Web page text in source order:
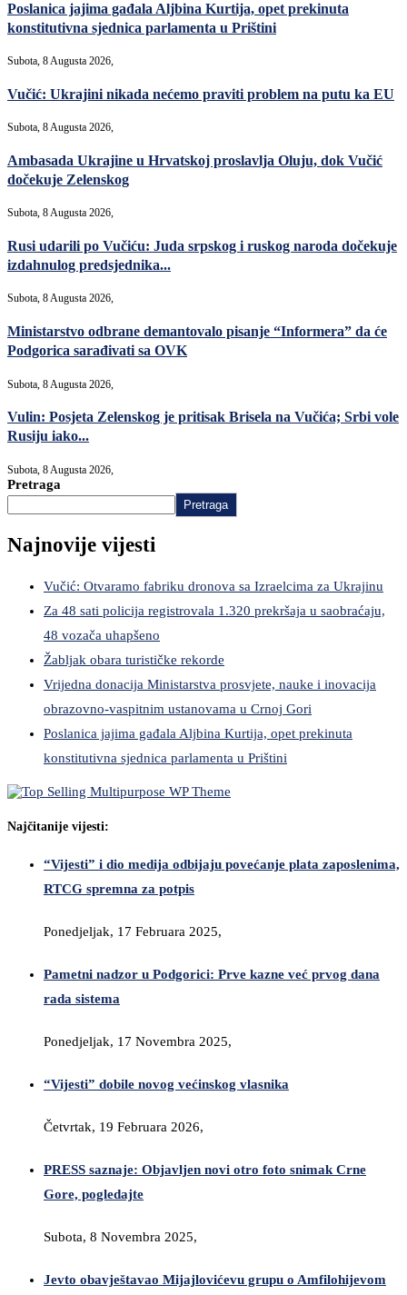
Poslanica jajima gađala Aljbina Kurtija, opet prekinuta
konstitutivna sjednica parlamenta u Prištini
Subota, 8 Augusta 2026,
Vučić: Ukrajini nikada nećemo praviti problem na putu ka EU
Subota, 8 Augusta 2026,
Ambasada Ukrajine u Hrvatskoj proslavlja Oluju, dok Vučić
dočekuje Zelenskog
Subota, 8 Augusta 2026,
Rusi udarili po Vučiću: Juda srpskog i ruskog naroda dočekuje
izdahnulog predsjednika...
Subota, 8 Augusta 2026,
Ministarstvo odbrane demantovalo pisanje “Informera” da će
Podgorica sarađivati sa OVK
Subota, 8 Augusta 2026,
Vulin: Posjeta Zelenskog je pritisak Brisela na Vučića; Srbi vole
Rusiju iako...
Subota, 8 Augusta 2026,
Pretraga
Pretraga
Najnovije vijesti
Vučić: Otvaramo fabriku dronova sa Izraelcima za Ukrajinu
Za 48 sati policija registrovala 1.320 prekršaja u saobraćaju,
48 vozača uhapšeno
Žabljak obara turističke rekorde
Vrijedna donacija Ministarstva prosvjete, nauke i inovacija
obrazovno-vaspitnim ustanovama u Crnoj Gori
Poslanica jajima gađala Aljbina Kurtija, opet prekinuta
konstitutivna sjednica parlamenta u Prištini
Najčitanije vijesti:
“Vijesti” i dio medija odbijaju povećanje plata zaposlenima,
RTCG spremna za potpis
Ponedjeljak, 17 Februara 2025,
Pametni nadzor u Podgorici: Prve kazne već prvog dana
rada sistema
Ponedjeljak, 17 Novembra 2025,
“Vijesti” dobile novog većinskog vlasnika
Četvrtak, 19 Februara 2026,
PRESS saznaje: Objavljen novi otro foto snimak Crne
Gore, pogledajte
Subota, 8 Novembra 2025,
Jevto obavještavao Mijajlovićevu grupu o Amfilohijevom